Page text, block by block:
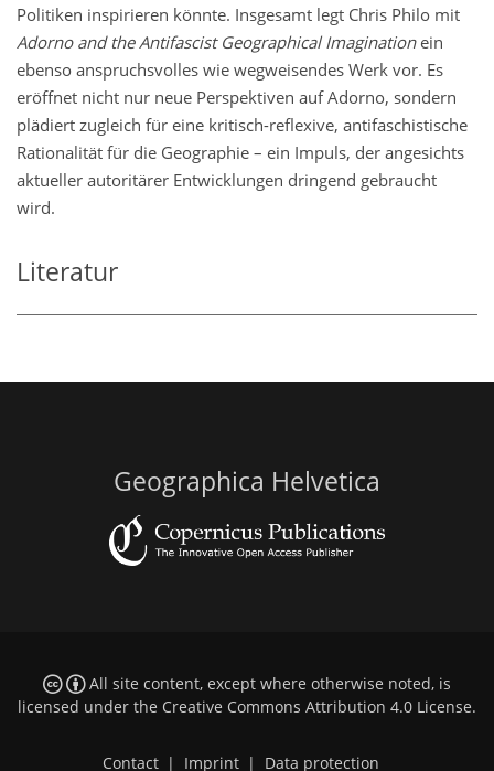
Politiken inspirieren könnte. Insgesamt legt Chris Philo mit
Adorno and the Antifascist Geographical Imaginationein
ebenso anspruchsvolles wie wegweisendes Werk vor. Es
eröffnet nicht nur neue Perspektiven auf Adorno, sondern
plädiert zugleich für eine kritisch-reflexive, antifaschistische
Rationalität für die Geographie – ein Impuls, der angesichts
aktueller autoritärer Entwicklungen dringend gebraucht
wird.
Literatur
Geographica Helvetica
All site content, except where otherwise noted, is
licensed under the Creative Commons Attribution 4.0 License.
Contact Imprint Data protection